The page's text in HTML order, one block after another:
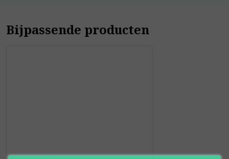
Bijpassende producten